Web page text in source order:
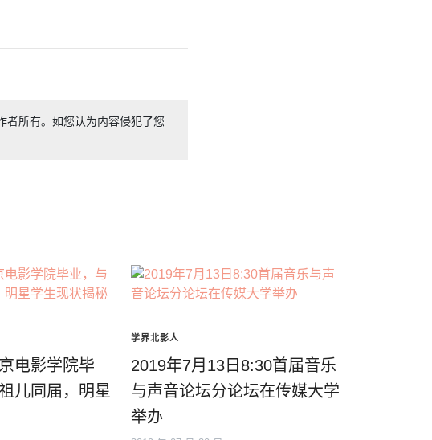
者所有。如您认为内容侵犯了您
电影学院毕
儿同届，明星
学界北影人
2019年7月13日8:30首届音乐
与声音论坛分论坛在传媒大学
举办